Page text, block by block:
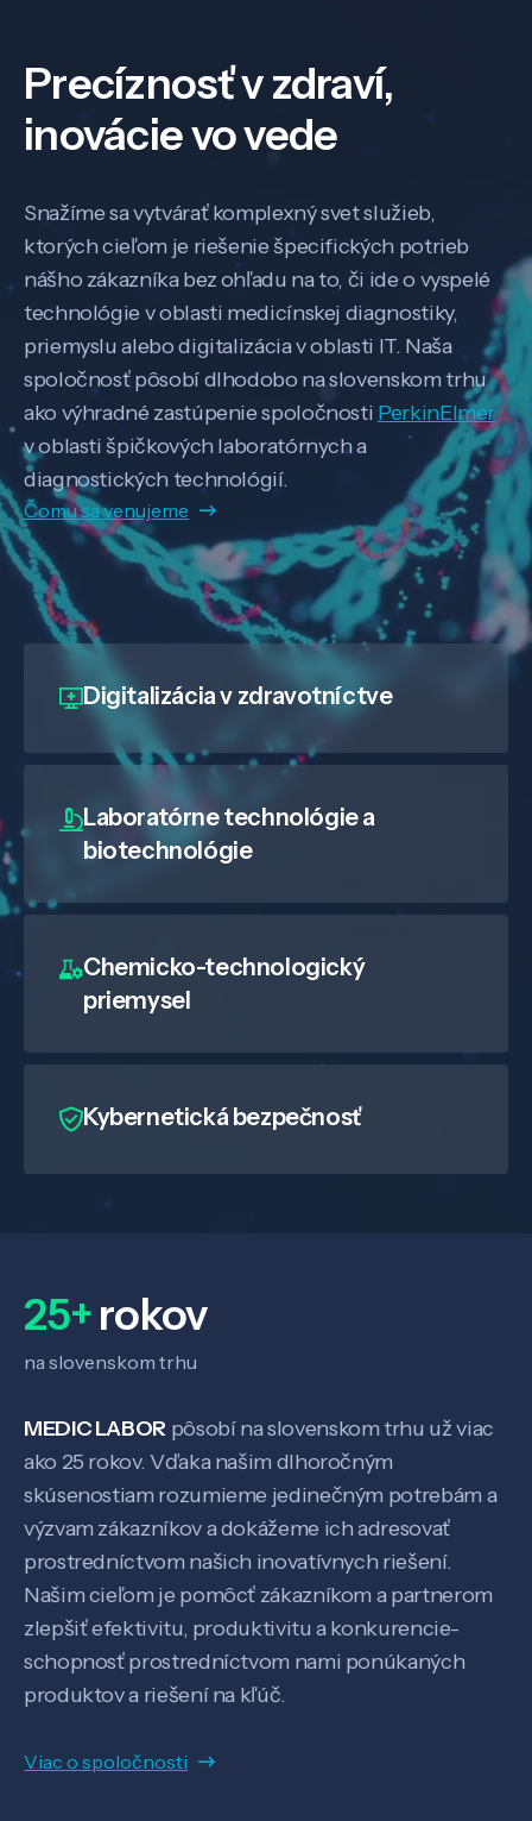
Precíznosť v zdraví,
inovácie vo vede
Snažíme sa vytvárať komplexný svet služieb,
ktorých cieľom je riešenie špecifických potrieb
nášho zákazníka bez ohľadu na to, či ide o vyspelé
technológie v oblasti medicínskej diagnostiky,
priemyslu alebo digitalizácia v oblasti IT. Naša
spoločnosť pôsobí dlhodobo na slovenskom trhu
ako výhradné zastúpenie spoločnosti PerkinElmer
v oblasti špičkových laboratórnych a
diagnostických technológií.
Čomu sa venujeme
Digitalizáciav zdravotníctve
Laboratórne technológie a
biotechnológie
Chemicko-technologický
priemysel
Kybernetická bezpečnosť
25+rokov
na slovenskom trhu
MEDIC LABOR pôsobí na slovenskom trhu už viac
ako 25 rokov. Vďaka našim dlhoročným
skúsenostiam rozumieme jedinečným potrebám a
výzvam zákazníkov a dokážeme ich adresovať
prostredníctvom našich inovatívnych riešení.
Našim cieľom je pomôcť zákazníkom a partnerom
zlepšiť efektivitu, produktivitu a konkurencie-
schopnosť prostredníctvom nami ponúkaných
produktov a riešení na kľúč.
Viac o spoločnosti